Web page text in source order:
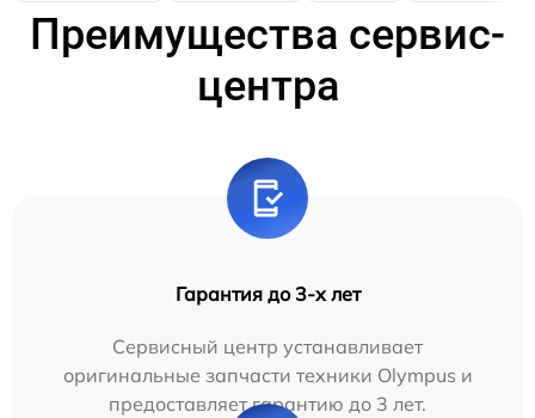
Преимущества сервис-
центра
Гарантия до 3-х лет
Сервисный центр устанавливает
оригинальные запчасти техники Olympus и
предоставляет гарантию до 3 лет.